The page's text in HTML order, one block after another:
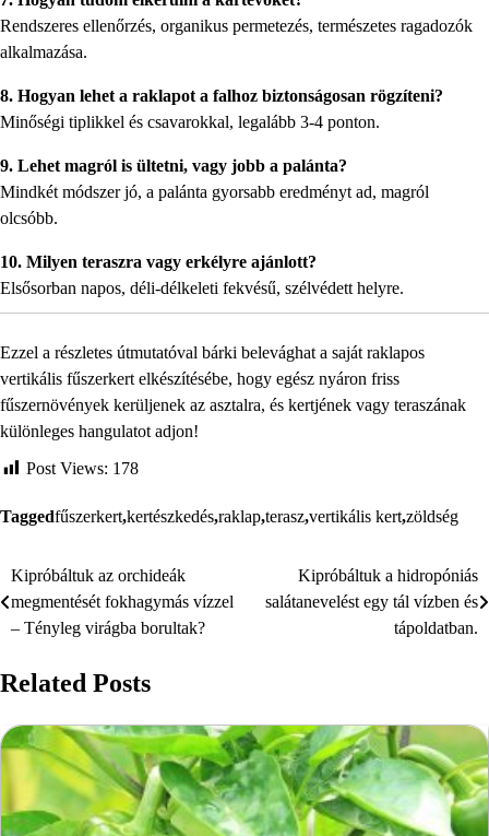
Rendszeres ellenőrzés, organikus permetezés, természetes ragadozók
alkalmazása.
8. Hogyan lehet a raklapot a falhoz biztonságosan rögzíteni?
Minőségi tiplikkel és csavarokkal, legalább 3-4 ponton.
9. Lehet magról is ültetni, vagy jobb a palánta?
Mindkét módszer jó, a palánta gyorsabb eredményt ad, magról
olcsóbb.
10. Milyen teraszra vagy erkélyre ajánlott?
Elsősorban napos, déli-délkeleti fekvésű, szélvédett helyre.
Ezzel a részletes útmutatóval bárki belevághat a saját raklapos
vertikális fűszerkert elkészítésébe, hogy egész nyáron friss
fűszernövények kerüljenek az asztalra, és kertjének vagy teraszának
különleges hangulatot adjon!
Post Views: 178
Taggedfűszerkert,kertészkedés,raklap,terasz,vertikális kert,zöldség
Bejegyzés
navigáció
Kipróbáltuk az orchideák
megmentését fokhagymás vízzel
– Tényleg virágba borultak?
Kipróbáltuk a hidropóniás
salátanevelést egy tál vízben és
tápoldatban.
Related Posts